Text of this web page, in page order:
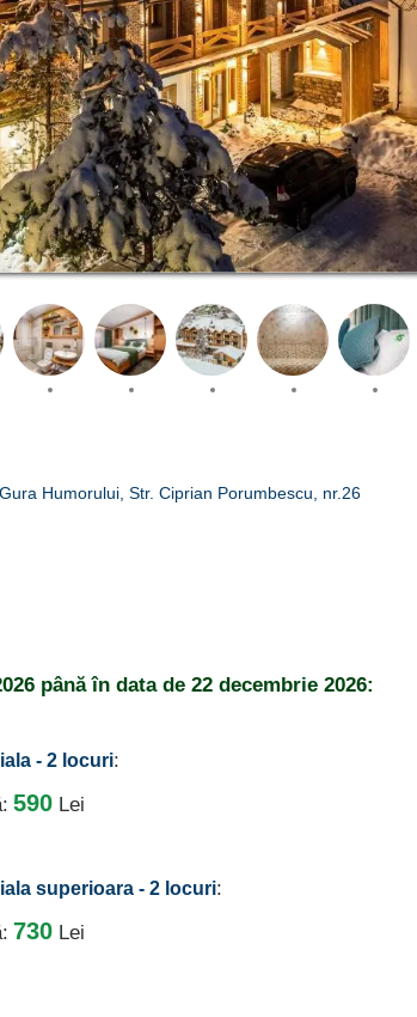
Humorului, Str. Ciprian Porumbescu, nr.26
până în data de 22 decembrie 2026:
- 2 locuri:
590 Lei
superioara - 2 locuri:
730 Lei